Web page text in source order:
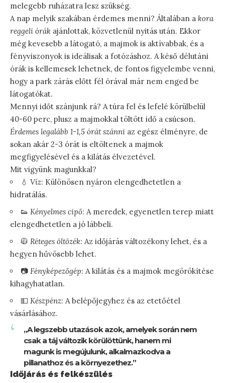
melegebb ruházatra lesz szükség.
A nap melyik szakában érdemes menni? Általában a kora
reggeli órák ajánlottak, közvetlenül nyitás után. Ekkor
még kevesebb a látogató, a majmok is aktívabbak, és a
fényviszonyok is ideálisak a fotózáshoz. A késő délutáni
órák is kellemesek lehetnek, de fontos figyelembe venni,
hogy a park zárás előtt fél órával már nem enged be
látogatókat.
Mennyi időt szánjunk rá? A túra fel és lefelé körülbelül
40-60 perc, plusz a majmokkal töltött idő a csúcson.
Érdemes legalább 1-1,5 órát szánni az egész élményre, de
sokan akár 2-3 órát is eltöltenek a majmok
megfigyelésével és a kilátás élvezetével.
Mit vigyünk magunkkal?
💧 Víz: Különösen nyáron elengedhetetlen a
hidratálás.
👟 Kényelmes cipő: A meredek, egyenetlen terep miatt
elengedhetetlen a jó lábbeli.
🧥 Réteges öltözék: Az időjárás változékony lehet, és a
hegyen hűvösebb lehet.
📷 Fényképezőgép: A kilátás és a majmok megörökítése
kihagyhatatlan.
💵 Készpénz: A belépőjegyhez és az etetőétel
vásárlásához.
„A legszebb utazások azok, amelyek során nem
csak a táj változik körülöttünk, hanem mi
magunk is megújulunk, alkalmazkodva a
pillanathoz és a környezethez.”
Időjárás és felkészülés